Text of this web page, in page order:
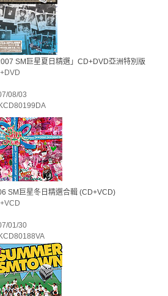
SM巨星夏日精選」CD+DVD亞洲特別版
08/03
SM巨星冬日精選合輯 (CD+VCD)
01/30